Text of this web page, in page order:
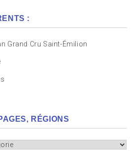
:
Grand Cru Saint-Émilion
RÉGIONS